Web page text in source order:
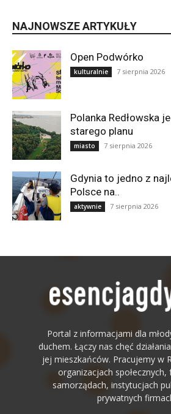
NAJNOWSZE ARTYKUŁY
Open Podwórko
kulturalnie 7 sierpnia 2026
Polanka Redłowska
starego planu
miasto 7 sierpnia 2026
Gdynia to jedno z
Polsce na..
aktywnie 7 sierpnia 2026
Portal z informacjami dla
duchem. Łączy nas chęć
jej mieszkańców. Pracujemy w
organizacjach społecznych,
samorządach, instytucjach
prywatnych